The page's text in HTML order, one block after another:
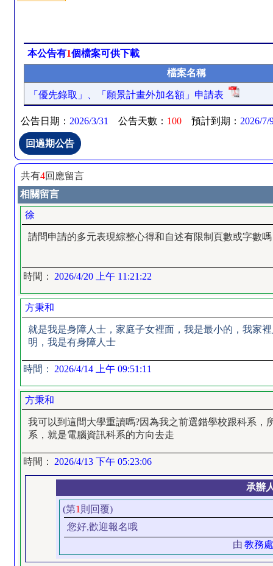
本公告有1個檔案可供下載
檔案名稱
「優先錄取」、「願景計畫外加名額」申請表
公告日期：2026/3/31 公告天數： 100 預計到期：2026/7/
共有4回應留言
相關留言
徐
請問申請的多元表現綜整心得和自述有限制頁數或字數
時間： 2026/4/20 上午 11:21:22
方秉和
就是我是身障人士，家庭子女裡面，我是最小的，我家
明，我是有身障人士
時間： 2026/4/14 上午 09:51:11
方秉和
我可以到這間大學重讀嗎?因為我之前選錯學校跟科系
系，就是電腦資訊科系的方向去走
時間： 2026/4/13 下午 05:23:06
承辦
(第1 則回覆)
您好,歡迎報名哦
由 教務